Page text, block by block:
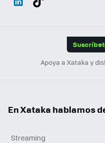
Apoya a Xataka y
En Xataka hablamos
Streaming